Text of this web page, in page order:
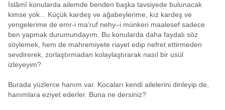
İslâmî konularda ailemde benden başka tavsiyede bulunacak
kimse yok... Küçük kardeş ve ağabeylerime, kız kardeş ve
yengelerime de emr-i ma’ruf nehy–i münkeri maalesef sadece
ben yapmak durumundayım. Bu konularda daha faydalı söz
söylemek, hem de mahremiyete riayet edip nefret ettirmeden
sevdirerek, zorlaştırmadan kolaylaştırarak nasıl bir usül
izleyeyim?
Burada yüzlerce hanım var. Kocaları kendi ailelerini dinleyip de,
hanımlara eziyet ederler. Buna ne dersiniz?